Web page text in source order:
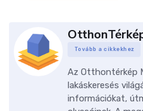
Tovább a cikkekhez
Az Otthontérkép
lakáskeresés
információkat,